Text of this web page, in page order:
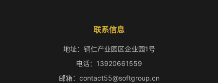
联系信息
地址：铜仁产业园区企业园1号
电话：13920661559
邮箱：contact55@softgroup.cn